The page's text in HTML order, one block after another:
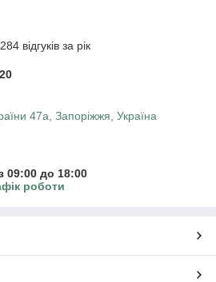
відгуків за рік
47а, Запоріжжя, Україна
09:00 до 18:00
роботи